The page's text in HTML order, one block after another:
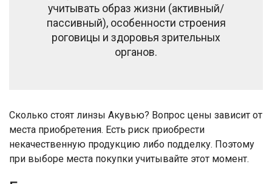
учитывать образ жизни (активный/
пассивный), особенности строения
роговицы и здоровья зрительных
органов.
Сколько стоят линзы Акувью? Вопрос цены зависит от
места приобретения. Есть риск приобрести
некачественную продукцию либо подделку. Поэтому
при выборе места покупки учитывайте этот момент.